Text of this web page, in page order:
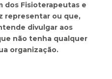
dos Fisioterapeutas e
representar ou que,
divulgar aos
não tenha qualquer
organização.